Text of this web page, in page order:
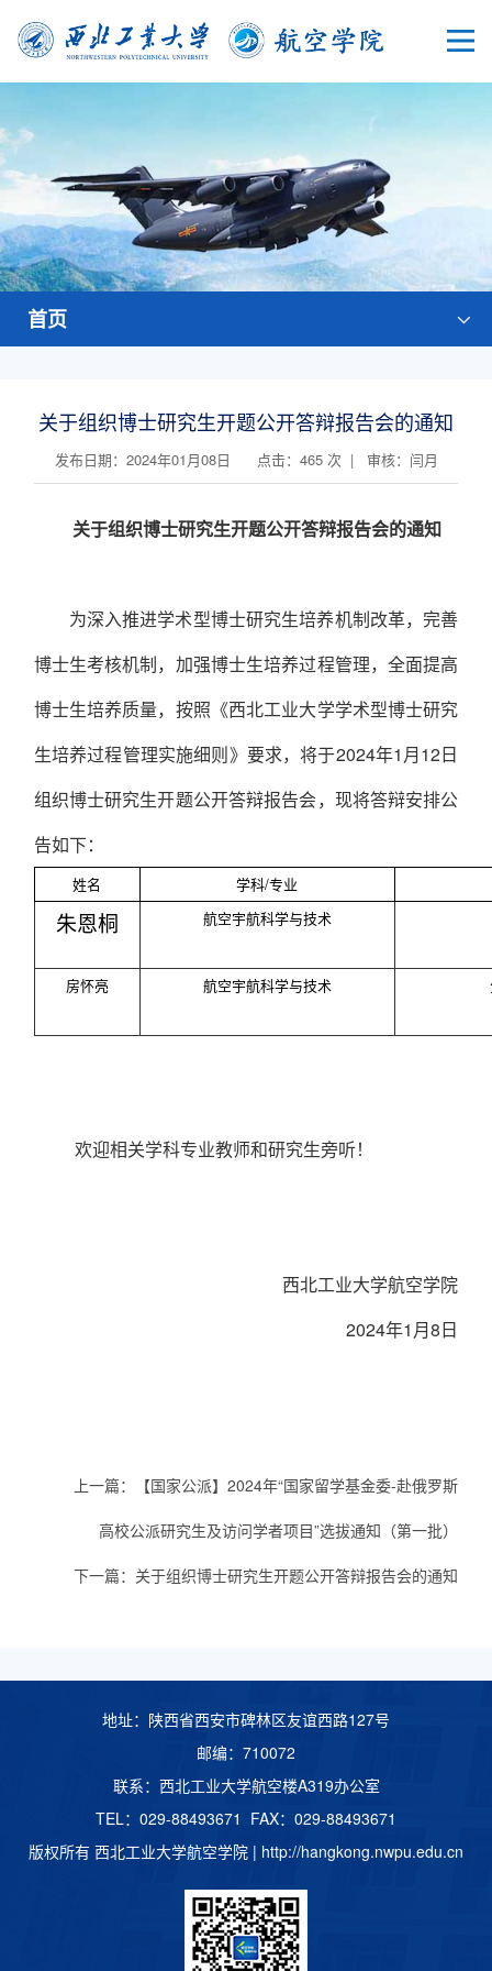
首页
关于组织博士研究生开题公开答辩报告会的通知
发布日期：2024年01月08日 点击： 465 次 | 审核：闫月
关于组织博士研究生开题公开答辩报告会的通知
为深入推进学术型博士研究生培养机制改革，完善
博士生考核机制，加强博士生培养过程管理，全面提高
博士生培养质量，按照《西北工业大学学术型博士研究
生培养过程管理实施细则》要求，将于2024年1 月12日
组织博士研究生开题公开答辩报告会，现将答辩安排公
告如下：
姓名 学科/专业
朱恩桐 航空宇航科学与技术
房怀亮 航空宇航科学与技术
欢迎相关学科专业教师和研究生旁听！
西北工业大学航空学院
2024年1 月8日
上一篇： 【国家公派】2024年“国家留学基金委-赴俄罗斯
高校公派研究生及访问学者项目”选拔通知（第一批）
下一篇： 关于组织博士研究生开题公开答辩报告会的通知
地址：陕西省西安市碑林区友谊西路127号
邮编：710072
联系：西北工业大学航空楼A319办公室
TEL：029-88493671 FAX：029-88493671
版权所有 西北工业大学航空学院 | http://hangkong.nwpu.edu.cn